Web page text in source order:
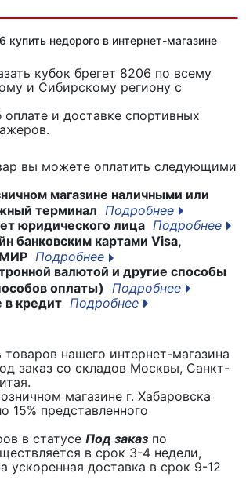
купить недорого в интернет-магазине
кубок брегет 8206 по всему
и Сибирскому региону с
и доставке спортивных
вы можете оплатить следующими
магазине наличными или
терминал Подробнее
юридического лица Подробнее
банковским картами Visa,
МИР Подробнее
валютой и другие способы
оплаты)
Подробнее
кредит Подробнее
товаров нашего интернет-магазина
заказ со складов Москвы, Санкт-
магазине г. Хабаровска
15% представленного
в статусе Под заказ по
в срок 3-4 недели,
ускоренная доставка в срок 9-12